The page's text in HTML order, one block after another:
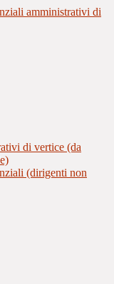
amministrativi di
di vertice (da
(dirigenti non